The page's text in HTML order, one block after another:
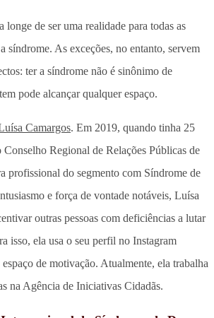
longe de ser uma realidade para todas as
síndrome. As exceções, no entanto, servem
ter a síndrome não é sinônimo de
pode alcançar qualquer espaço.
Camargos. Em 2019, quando tinha 25
Conselho Regional de Relações Públicas de
profissional do segmento com Síndrome de
e força de vontade notáveis, Luísa
outras pessoas com deficiências a lutar
isso, ela usa o seu perfil no Instagram
de motivação. Atualmente, ela trabalha
na Agência de Iniciativas Cidadãs.